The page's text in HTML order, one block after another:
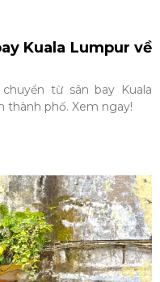
Kuala Lumpur về
từ sân bay Kuala
thành phố. Xem ngay!